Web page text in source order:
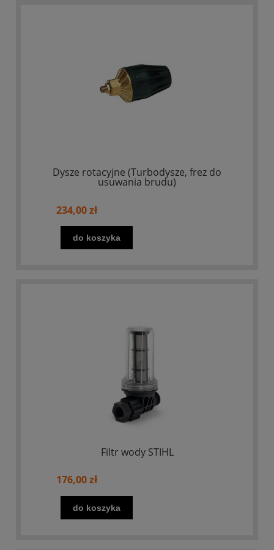
Dysze rotacyjne (Turbodysze, frez do
usuwania brudu)
234,00 zł
do koszyka
Filtr wody STIHL
176,00 zł
do koszyka